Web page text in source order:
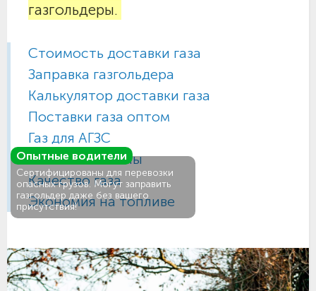
газгольдеры.
Стоимость доставки газа
Заправка газгольдера
Калькулятор доставки газа
Поставки газа оптом
Газ для АГЗС
Газовые баллоны
Качество газа
Экономия на топливе
Опытные водители
Сертифицированы для перевозки
опасных грузов. Могут заправить
газгольдер даже без вашего
присутствия!